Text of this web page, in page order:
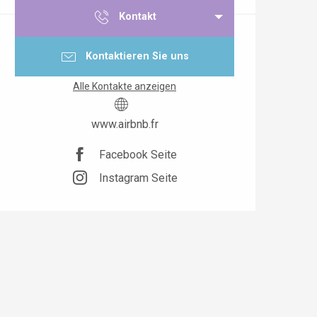
Kontakt
Kontaktieren Sie uns
Alle Kontakte anzeigen
www.airbnb.fr
Facebook Seite
Instagram Seite